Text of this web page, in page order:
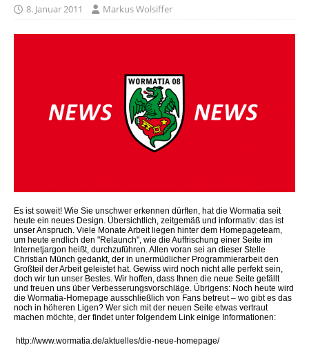
8. Januar 2011 Markus Wolsiffer
Es ist soweit! Wie Sie unschwer erkennen dürften, hat die Wormatia seit
heute ein neues Design. Übersichtlich, zeitgemäß und informativ: das ist
unser Anspruch. Viele Monate Arbeit liegen hinter dem Homepageteam,
um heute endlich den "Relaunch", wie die Auffrischung einer Seite im
Internetjargon heißt, durchzuführen. Allen voran sei an dieser Stelle
Christian Münch gedankt, der in unermüdlicher Programmierarbeit den
Großteil der Arbeit geleistet hat. Gewiss wird noch nicht alle perfekt sein,
doch wir tun unser Bestes. Wir hoffen, dass Ihnen die neue Seite gefällt
und freuen uns über Verbesserungsvorschläge. Übrigens: Noch heute wird
die Wormatia-Homepage ausschließlich von Fans betreut – wo gibt es das
noch in höheren Ligen? Wer sich mit der neuen Seite etwas vertraut
machen möchte, der findet unter folgendem Link einige Informationen:
http://www.wormatia.de/aktuelles/die-neue-homepage/